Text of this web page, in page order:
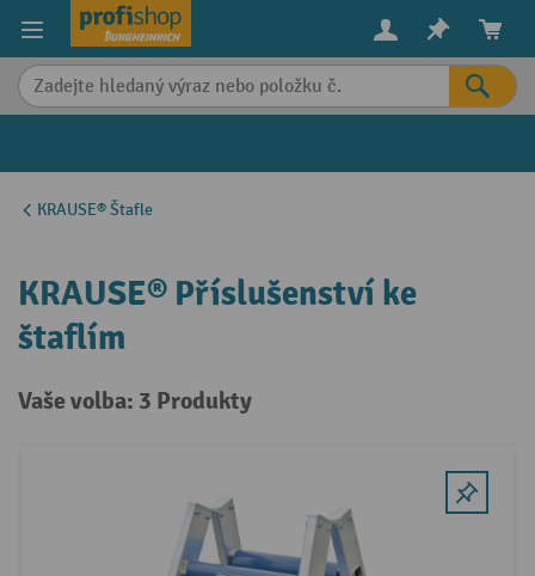
content
KRAUSE® Štafle
KRAUSE® Příslušenství ke
štaflím
Vaše volba: 3 Produkty